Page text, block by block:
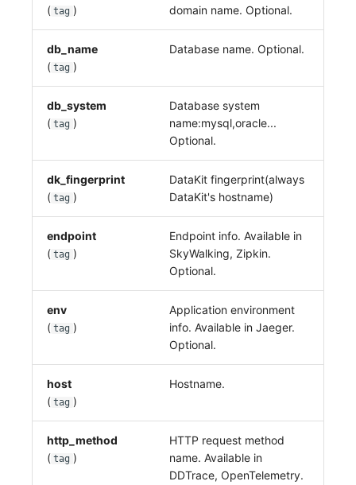
( tag )
domain name. Optional.
db_name
( tag )
Database name. Optional.
db_system
( tag )
Database system
name:mysql,oracle...
Optional.
dk_fingerprint
( tag )
DataKit fingerprint(always
DataKit's hostname)
endpoint
( tag )
Endpoint info. Available in
SkyWalking, Zipkin.
Optional.
env
( tag )
Application environment
info. Available in Jaeger.
Optional.
host
( tag )
Hostname.
http_method
( tag )
HTTP request method
name. Available in
DDTrace, OpenTelemetry.